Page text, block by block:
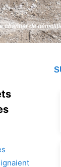
chantier de
chantier de